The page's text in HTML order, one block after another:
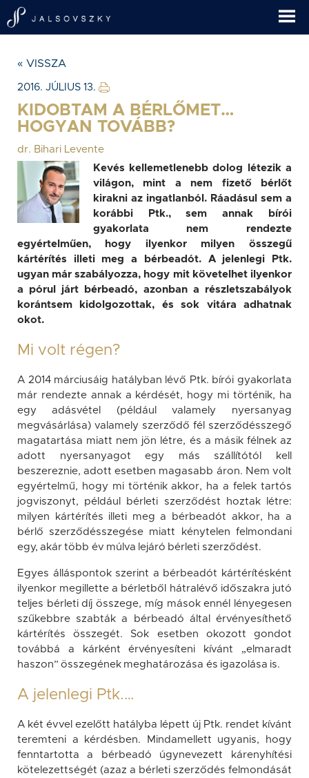
« VISSZA
2016. JÚLIUS 13.
KIDOBTAM A BÉRLŐMET…
HOGYAN TOVÁBB?
dr. Bihari Levente
Kevés kellemetlenebb dolog létezik a
világon, mint a nem fizető bérlőt
kirakni az ingatlanból. Ráadásul sem a
korábbi Ptk., sem annak bírói
gyakorlata nem rendezte
egyértelműen, hogy ilyenkor milyen összegű
kártérítés illeti meg a bérbeadót. A jelenlegi Ptk.
ugyan már szabályozza, hogy mit követelhet ilyenkor
a pórul járt bérbeadó, azonban a részletszabályok
korántsem kidolgozottak, és sok vitára adhatnak
okot.
Mi volt régen?
A 2014 márciusáig hatályban lévő Ptk. bírói gyakorlata
már rendezte annak a kérdését, hogy mi történik, ha
egy adásvétel (például valamely nyersanyag
megvásárlása) valamely szerződő fél szerződésszegő
magatartása miatt nem jön létre, és a másik félnek az
adott nyersanyagot egy más szállítótól kell
beszereznie, adott esetben magasabb áron. Nem volt
egyértelmű, hogy mi történik akkor, ha a felek tartós
jogviszonyt, például bérleti szerződést hoztak létre:
milyen kártérítés illeti meg a bérbeadót akkor, ha a
bérlő szerződésszegése miatt kénytelen felmondani
egy, akár több év múlva lejáró bérleti szerződést.
Egyes álláspontok szerint a bérbeadót kártérítésként
ilyenkor megillette a bérletből hátralévő időszakra jutó
teljes bérleti díj összege, míg mások ennél lényegesen
szűkebbre szabták a bérbeadó által érvényesíthető
kártérítés összegét. Sok esetben okozott gondot
továbbá a kárként érvényesíteni kívánt „elmaradt
haszon” összegének meghatározása és igazolása is.
A jelenlegi Ptk.…
A két évvel ezelőtt hatályba lépett új Ptk. rendet kívánt
teremteni a kérdésben. Mindamellett ugyanis, hogy
fenntartotta a bérbeadó úgynevezett kárenyhítési
kötelezettségét (azaz a bérleti szerződés felmondását